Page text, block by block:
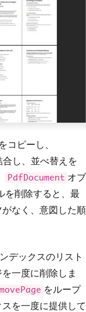
コピーし、
し、並べ替えを
PdfDocument オブ
を削除すると、最
なく、意図した順
デックスのリスト
一度に削除しま
をループ
を一度に提供して